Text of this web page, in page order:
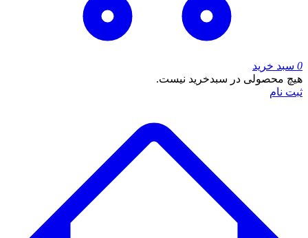
0 سبد خرید
هیچ محصولی در سبدخرید نیست.
ثبت نام